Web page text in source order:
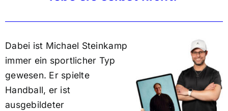
Dabei ist Michael Steinkamp
immer ein sportlicher Typ
gewesen. Er spielte
Handball, er ist
ausgebildeter